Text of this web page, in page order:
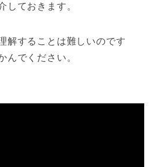
しておきます。
解することは難しいのです
んでください。